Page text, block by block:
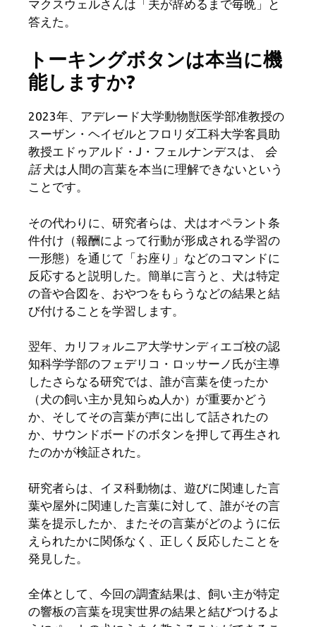
マクスウェルさんは「夫が辞めるまで毎晩」と
答えた。
トーキングボタンは本当に機
能しますか?
2023年、アデレード大学動物獣医学部准教授の
スーザン・ヘイゼルとフロリダ工科大学客員助
教授エドゥアルド・J・フェルナンデスは、
会
話犬は人間の言葉を本当に理解できないという
ことです。
その代わりに、研究者らは、犬はオペラント条
件付け（報酬によって行動が形成される学習の
一形態）を通じて「お座り」などのコマンドに
反応すると説明した。簡単に言うと、犬は特定
の音や合図を、おやつをもらうなどの結果と結
び付けることを学習します。
翌年、カリフォルニア大学サンディエゴ校の認
知科学学部のフェデリコ・ロッサーノ氏が主導
したさらなる研究では、誰が言葉を使ったか
（犬の飼い主か見知らぬ人か）が重要かどう
か、そしてその言葉が声に出して話されたの
か、サウンドボードのボタンを押して再生され
たのかが検証された。
研究者らは、イヌ科動物は、遊びに関連した言
葉や屋外に関連した言葉に対して、誰がその言
葉を提示したか、またその言葉がどのように伝
えられたかに関係なく、正しく反応したことを
発見した。
全体として、今回の調査結果は、飼い主が特定
の響板の言葉を現実世界の結果と結びつけるよ